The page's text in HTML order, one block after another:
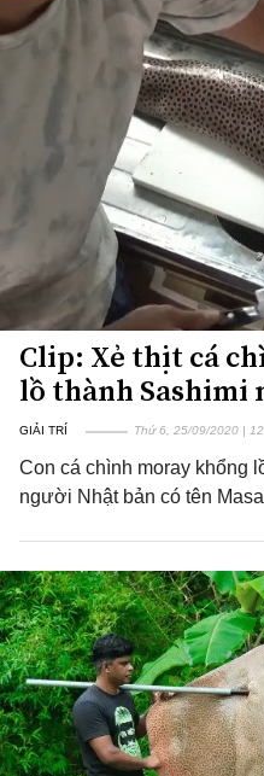
Clip: Xẻ thịt cá
lồ thành Sashimi
GIẢI TRÍ Thứ 6, 25/09/2020 |
Con cá chình moray khổng
người Nhật bản có tên